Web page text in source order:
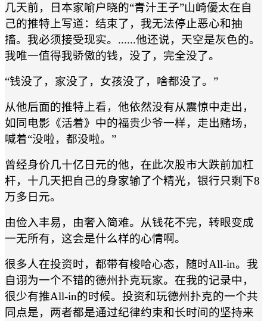
几天前，日本家喻户晓的“青汁王子”山崎優太在自
己的推特上写道：结束了，我无法停止恶心和抽
搐。我必须接受现实。......他还说，天空是灰色的。
我唯一值得我骄傲的钱，没了，完全没了。
“钱没了，家没了，女孩没了，啥都没了。”
从他后面的推特上看，他依然没有从震惊中走出，
如同电影《活着》中的福贵少爷一样，走出赌场，
喊着“没啦，都没啦。”
曾经身价几十亿日元的他，在此次股市大跌前加杠
杆，十几天把自己的身家输了个精光，银行只剩下8
万多日元。
由俭入丰易，由奢入简难。从钱花不完，转眼变成
一无所有，这会是什么样的心情啊。
很多人在投资时，都带有梭哈心态，随时All-in。我
自诩为一个不错的德州扑克玩家。在我的记录中，
很少有推All-in的时候。投资和玩德州扑克的一个共
同点是，两者都是通过纪律约束和长时间的坚持来